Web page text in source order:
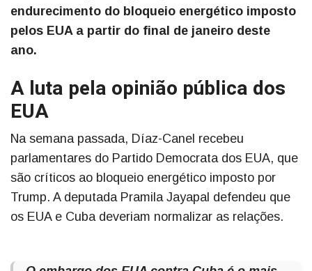
endurecimento do bloqueio energético imposto
pelos EUA a partir do final de janeiro deste
ano.
A luta pela opinião pública dos
EUA
Na semana passada, Díaz-Canel recebeu
parlamentares do Partido Democrata dos EUA, que
são críticos ao bloqueio energético imposto por
Trump. A deputada Pramila Jayapal defendeu que
os EUA e Cuba deveriam normalizar as relações.